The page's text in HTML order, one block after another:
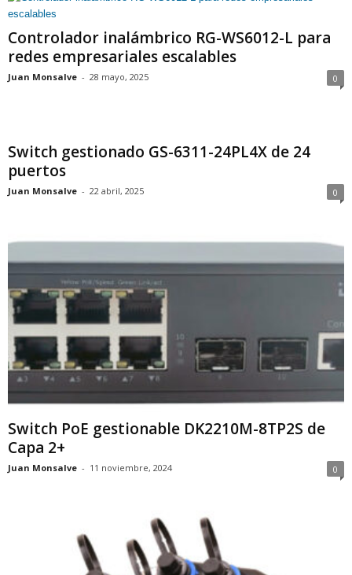
Controlador inalámbrico RG-WS6012-L para
redes empresariales escalables
Juan Monsalve - 28 mayo, 2025 0
Switch gestionado GS-6311-24PL4X de 24
puertos
Juan Monsalve - 22 abril, 2025 0
Switch PoE gestionable DK2210M-8TP2S de
Capa 2+
Juan Monsalve - 11 noviembre, 2024 0